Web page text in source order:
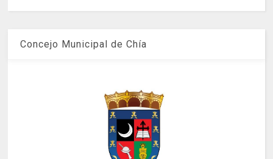
Concejo Municipal de Chía